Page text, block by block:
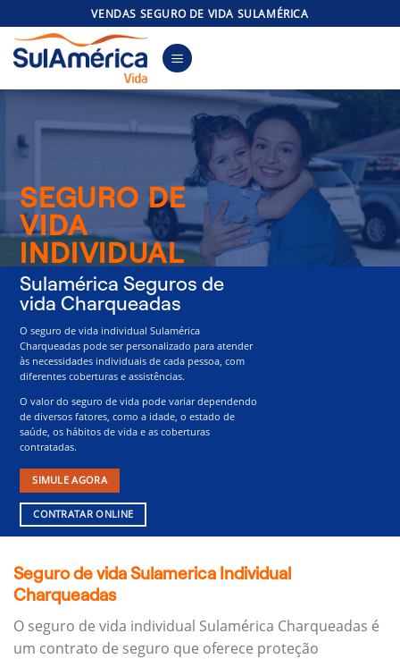
to
content
VENDAS SEGURO DE VIDA SULAMÉRICA
SEGURO DE
VIDA
INDIVIDUAL
Sulamérica Seguros de
vida Charqueadas
O seguro de vida individual Sulamérica
Charqueadas pode ser personalizado para atender
às necessidades individuais de cada pessoa, com
diferentes coberturas e assistências.
O valor do seguro de vida pode variar dependendo
de diversos fatores, como a idade, o estado de
saúde, os hábitos de vida e as coberturas
contratadas.
SIMULE AGORA
CONTRATAR ONLINE
Seguro de vida Sulamerica Individual
Charqueadas
O seguro de vida individual Sulamérica Charqueadas é
um contrato de seguro que oferece proteção